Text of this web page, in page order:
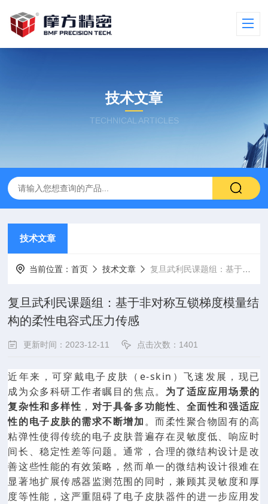
技术文章
TECHNICAL ARTICLES
技术文章
当前位置：首页 技术文章 复旦武利民课题组：基于非对称互锁梯度模量结构的柔性电容式压力传感
复旦武利民课题组：基于非对称互锁梯度模量结
构的柔性电容式压力传感
更新时间：2023-12-11 点击次数：1401
近年来，可穿戴电子皮肤（e-skin）飞速发展，现已
成为众多科研工作者瞩目的焦点。 为了适应应用场景的
复杂性和多样性 ， 对于具备多功能性、全面性和强适应
性的电子皮肤的需求不断增加。而柔性聚合物固有的高
粘弹性使得传统的电子皮肤普遍存在灵敏度低、响应时
间长、稳定性差等问题。通常，合理的微结构设计是改
善这些性能的有效策略，然而单一的微结构设计很难在
显著地扩展传感器监测范围的同时，兼顾其灵敏度和厚
度等性能，这严重阻碍了电子皮肤器件的进一步应用发